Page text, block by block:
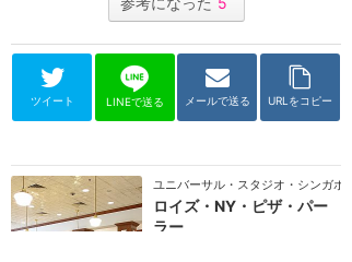
ツイート LINEで送る メールで送る URLをコピー
ユニバーサル・スタジオ・シンガポ
ロイズ・NY・ピザ・パー
ラー